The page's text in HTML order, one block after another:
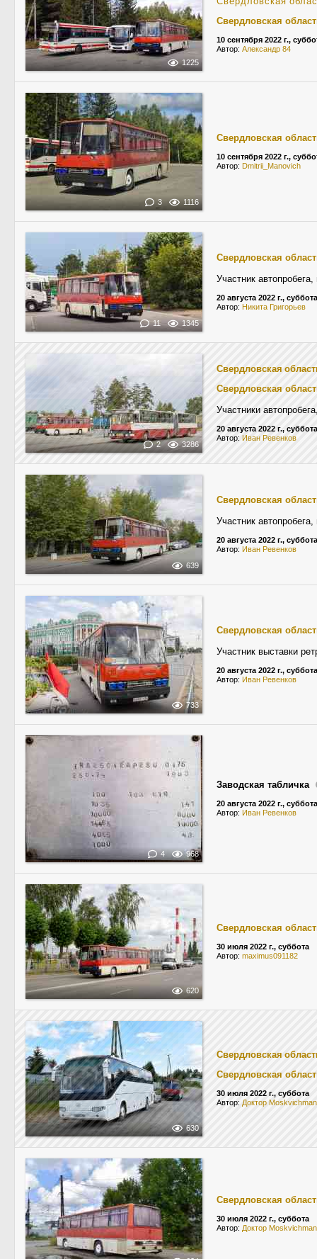
1225
Свердловская
10 сентября 2022 г.,
Автор: Александр 84
3 1116
Свердловская
10 сентября 2022 г.,
Автор: Dmitrii_Manovich
11 1345
Свердловская
Участник
20 августа 2022 г., суббота
Автор: Никита Григорьев
2 3286
Свердловская
Свердловская
Участники
20 августа 2022 г., суббота
Автор: Иван Ревенков
639
Свердловская
Участник
20 августа 2022 г., суббота
Автор: Иван Ревенков
733
Свердловская
Участник выставки
20 августа 2022 г., суббота
Автор: Иван Ревенков
4 968
Заводская табличка
20 августа 2022 г., суббота
Автор: Иван Ревенков
620
Свердловская
30 июля 2022 г., суббота
Автор: maximus091182
630
Свердловская
Свердловская
30 июля 2022 г., суббота
Автор: Доктор Moskvichman
Свердловская
30 июля 2022 г., суббота
Автор: Доктор Moskvichman